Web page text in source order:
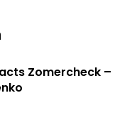
Zomercheck –